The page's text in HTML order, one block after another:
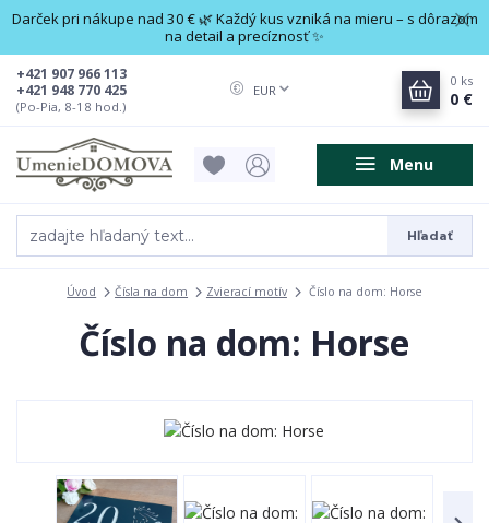
Darček pri nákupe nad 30 € 🌿 Každý kus vzniká na mieru – s dôrazom
na detail a precíznosť ✨
Menu
EUR
Hľadať
+421 948 770 425
+421 907 966 113
(Po-Pia, 8-18 hod.)
0 ks
0 €
Úvod Čísla na dom Zvierací motív Číslo na dom: Horse
Číslo na dom: Horse